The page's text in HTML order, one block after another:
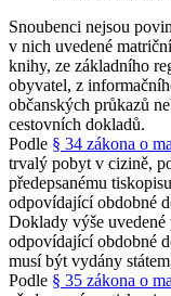
Snoubenci nejsou
v nich uvedené
knihy, ze základního
obyvatel, z
občanských průkazů
cestovních dokladů.
Podle § 34 zákona o
trvalý pobyt v cizině,
předepsanému
odpovídající obdobné
Doklady výše
odpovídající obdobné
musí být vydány
Podle § 35 zákona o